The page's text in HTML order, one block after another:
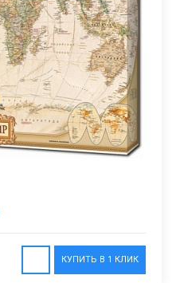
КУПИТЬ В 1 КЛИК